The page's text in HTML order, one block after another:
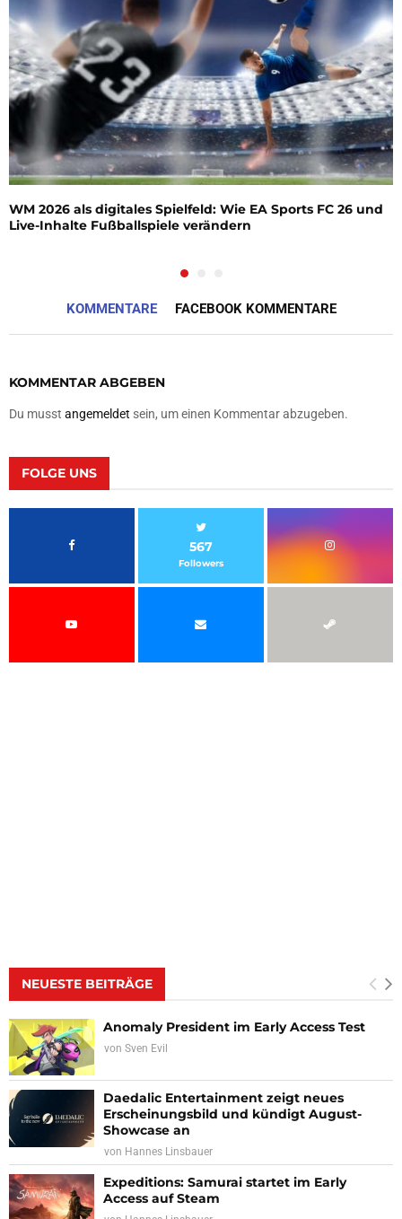
WM 2026 als digitales Spielfeld: Wie EA Sports FC 26 und
Live-Inhalte Fußballspiele verändern
KOMMENTARE FACEBOOK KOMMENTARE
KOMMENTAR ABGEBEN
Du musst angemeldet sein, um einen Kommentar abzugeben.
FOLGE UNS
567
Followers
NEUESTE BEITRÄGE
Anomaly President im Early Access Test
von Sven Evil
Daedalic Entertainment zeigt neues
Erscheinungsbild und kündigt August-
Showcase an
von Hannes Linsbauer
Expeditions: Samurai startet im Early
Access auf Steam